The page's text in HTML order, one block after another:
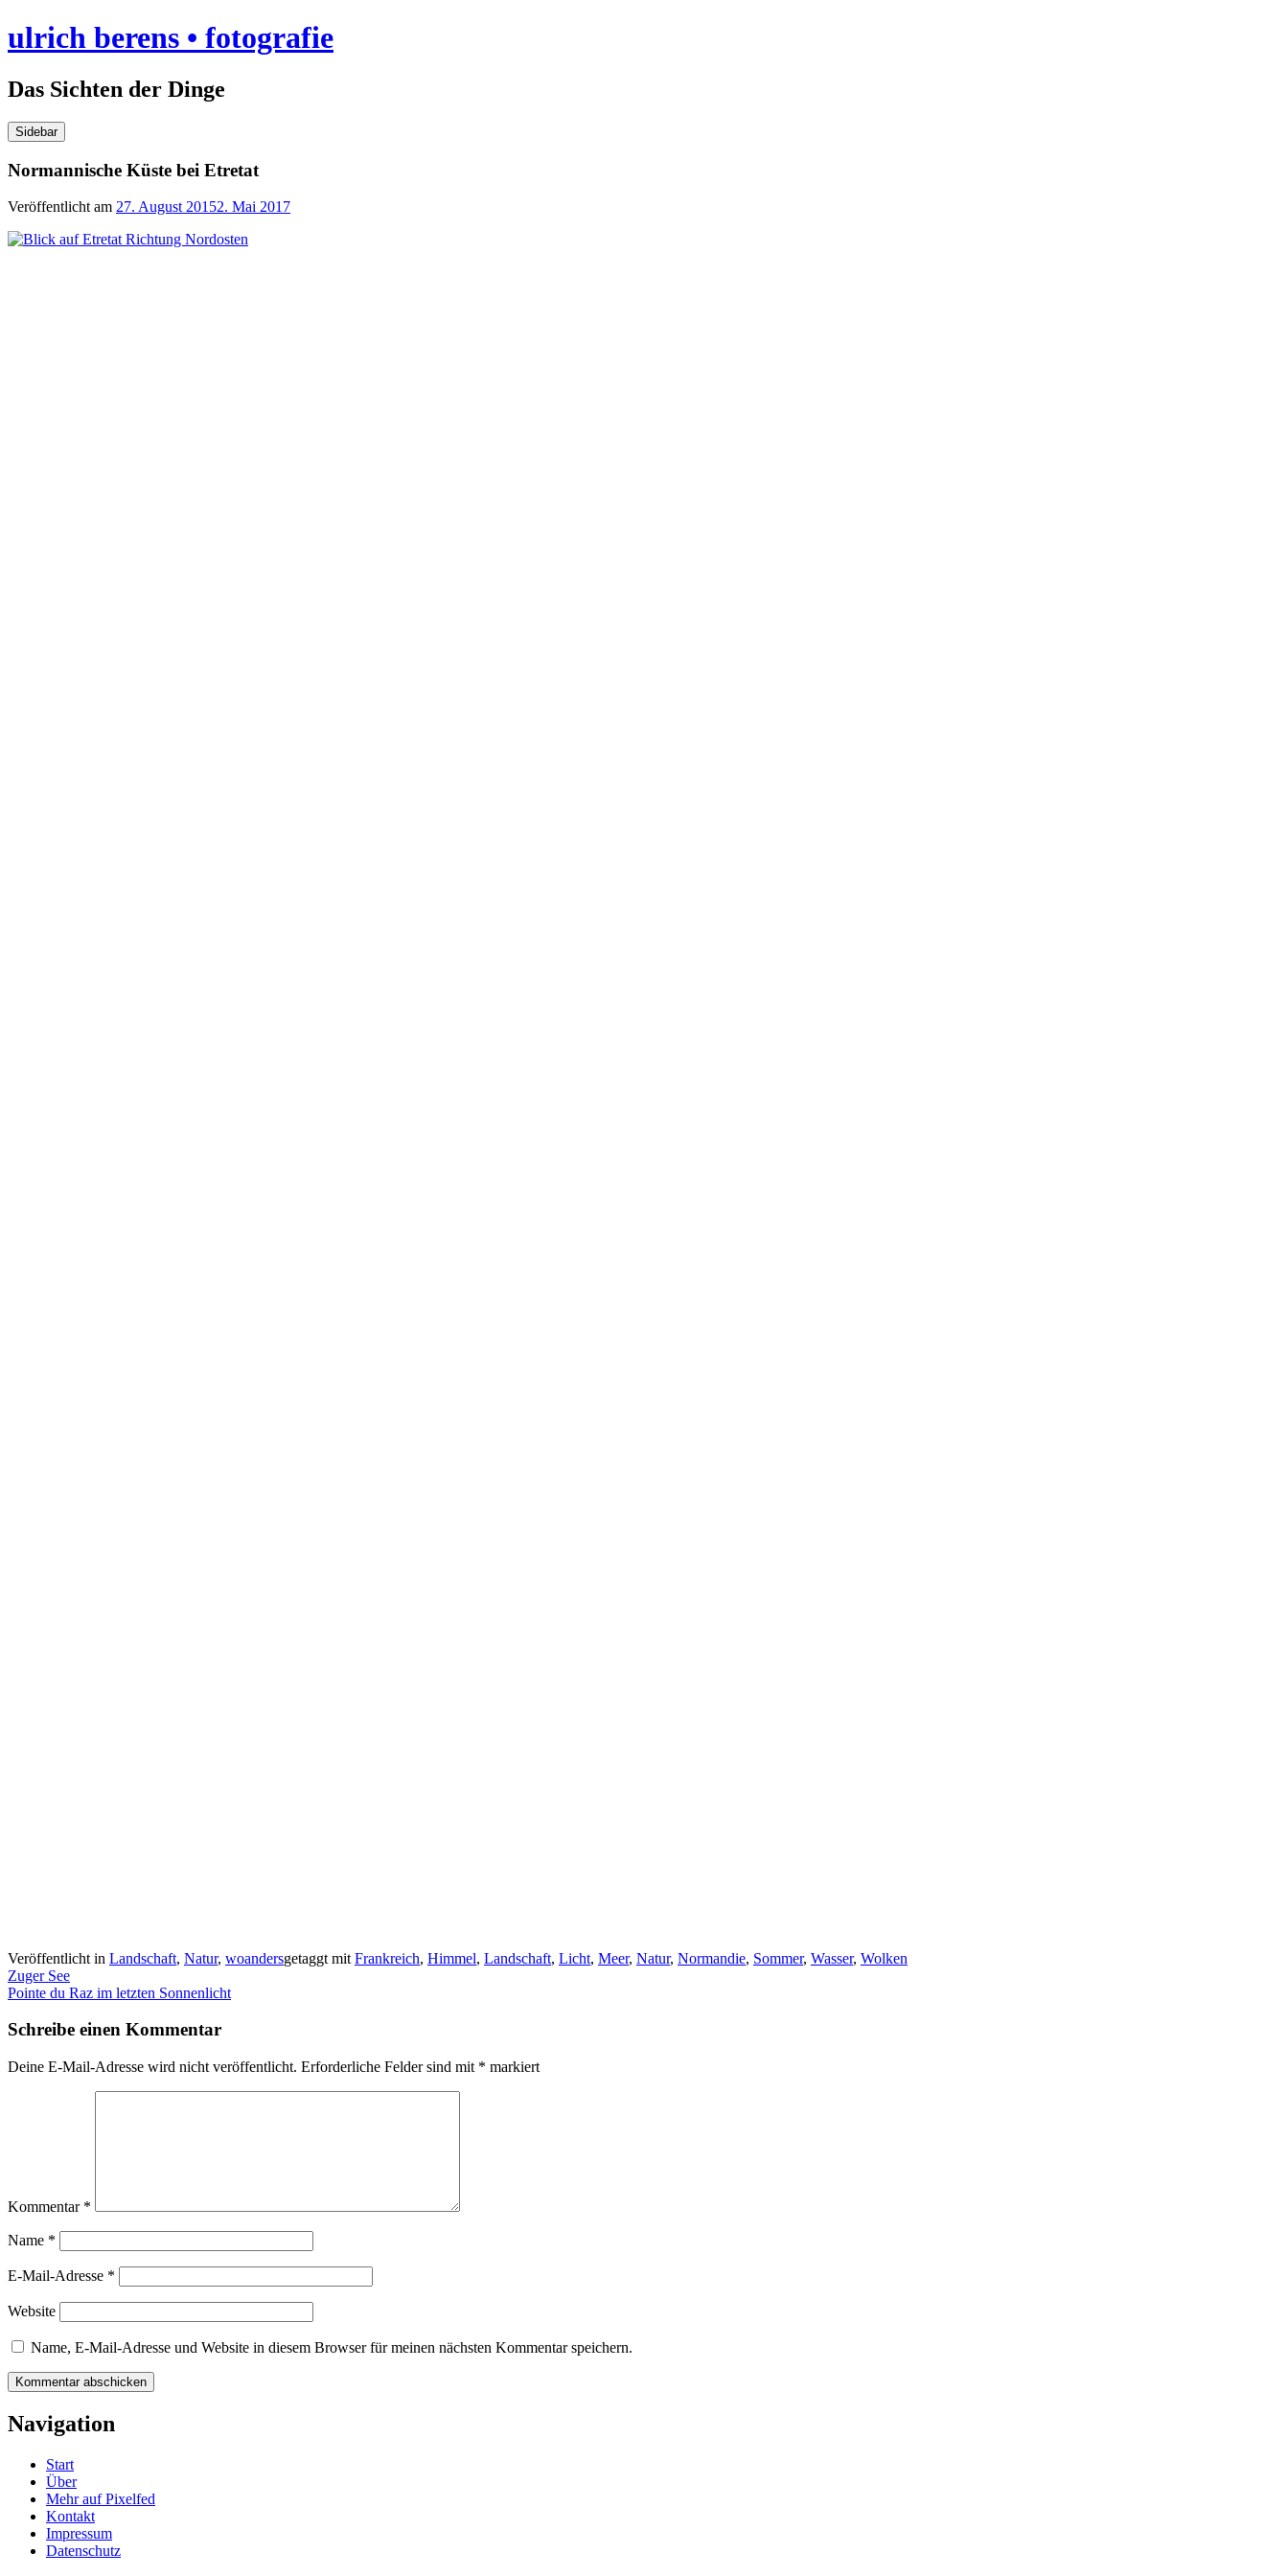
Skip
to
ulrich berens • fotografie
Das Sichten der Dinge
Sidebar
Normannische Küste bei Etretat
Veröffentlicht am 27. August 20152. Mai 2017
Veröffentlicht in Landschaft, Natur, woandersgetaggt mit Frankreich, Himmel, Landschaft, Licht, Meer, Natur, Normandie, Sommer, Wasser, Wolken
Beitragsnavigation
Zuger See
Pointe du Raz im letzten Sonnenlicht
Schreibe einen Kommentar
Deine E-Mail-Adresse wird nicht veröffentlicht. Erforderliche Felder sind mit * markiert
Kommentar *
Name *
E-Mail-Adresse *
Website
Name, E-Mail-Adresse und Website in diesem Browser für meinen nächsten Kommentar speichern.
Navigation
Start
Über
Mehr auf Pixelfed
Kontakt
Impressum
Datenschutz